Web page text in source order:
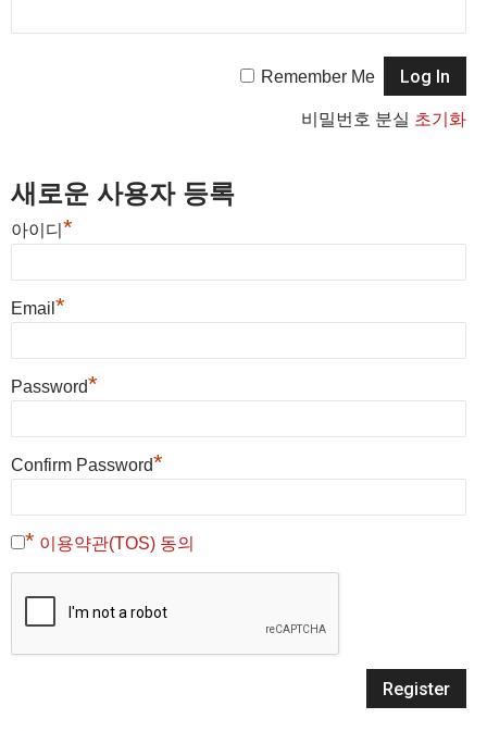
Remember Me
비밀번호 분실 초기화
새로운 사용자 등록
아이디 *
Email *
Password*
Confirm Password*
* 이용약관(TOS) 동의